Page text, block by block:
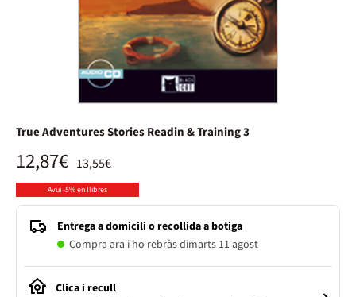
True Adventures Stories Readin & Training 3
13,55€
12,87€
Avui -5% en llibres
Entrega a domicili o recollida a botiga
Compra ara i ho rebràs dimarts 11 agost
Clica i recull